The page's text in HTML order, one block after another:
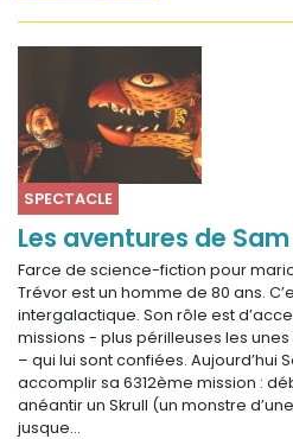
SPECTACLE
Les aventures de
Farce de science-fiction pour
Trévor est un homme de 80 ans.
intergalactique. Son rôle est
missions - plus périlleuses les
– qui lui sont confiées. Aujourd’hui
accomplir sa 6312ème mission :
anéantir un Skrull (un monstre
jusque…